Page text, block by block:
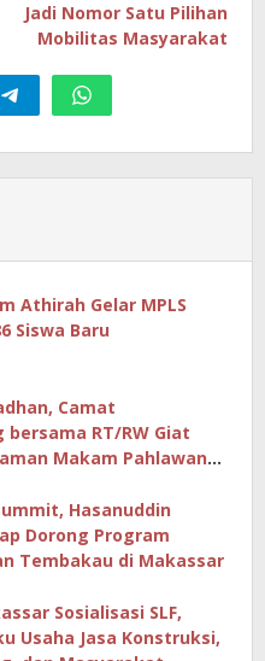
Jadi Nomor Satu Pilihan
Mobilitas Masyarakat
Athirah Gelar MPLS
Siswa Baru
Camat
bersama RT/RW Giat
Makam Pahlawan
Hasanuddin
Dorong Program
Tembakau di Makassar
Sosialisasi SLF,
Usaha Jasa Konstruksi,